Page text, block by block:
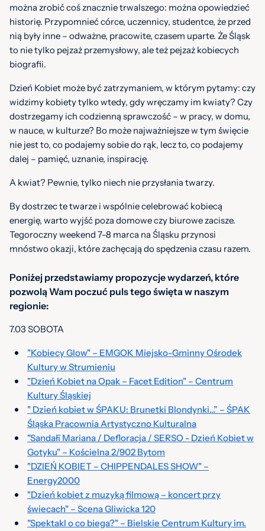
można zrobić coś znacznie trwalszego: można opowiedzieć
historię. Przypomnieć córce, uczennicy, studentce, że przed
nią były inne – odważne, pracowite, czasem uparte. Że Śląsk
to nie tylko pejzaż przemysłowy, ale też pejzaż kobiecych
biografii.
Dzień Kobiet może być zatrzymaniem, w którym pytamy: czy
widzimy kobiety tylko wtedy, gdy wręczamy im kwiaty? Czy
dostrzegamy ich codzienną sprawczość – w pracy, w domu,
w nauce, w kulturze? Bo może najważniejsze w tym święcie
nie jest to, co podajemy sobie do rąk, lecz to, co podajemy
dalej – pamięć, uznanie, inspirację.
A kwiat? Pewnie, tylko niech nie przysłania twarzy.
By dostrzec te twarze i wspólnie celebrować kobiecą
energię, warto wyjść poza domowe czy biurowe zacisze.
Tegoroczny weekend 7-8 marca na Śląsku przynosi
mnóstwo okazji, które zachęcają do spędzenia czasu razem.
Poniżej przedstawiamy propozycje wydarzeń, które
pozwolą Wam poczuć puls tego święta w naszym
regionie:
7.03 SOBOTA
"Kobiecy Glow" – EMGOK Miejsko-Gminny Ośrodek
Kultury w Strumieniu
"Dzień Kobiet na Opak – Facet Edition" – Centrum
Kultury Śląskiej
" Dzień kobiet w ŚPAKU: Brunetki Blondynki…” – ŚPAK
Śląska Pracownia Artystyczno Kulturalna
"Sandałī Mariana / Defloracja / SERSO - Dzień Kobiet w
Gotyku" – Kościelna 2/902 Bytom
"DZIEŃ KOBIET – CHIPPENDALES SHOW" –
Energy2000
"Dzień kobiet z muzyką filmową – koncert przy
świecach" – Scena Gliwicka 120
"Spektakl o co biega?" – Bielskie Centrum Kultury im.